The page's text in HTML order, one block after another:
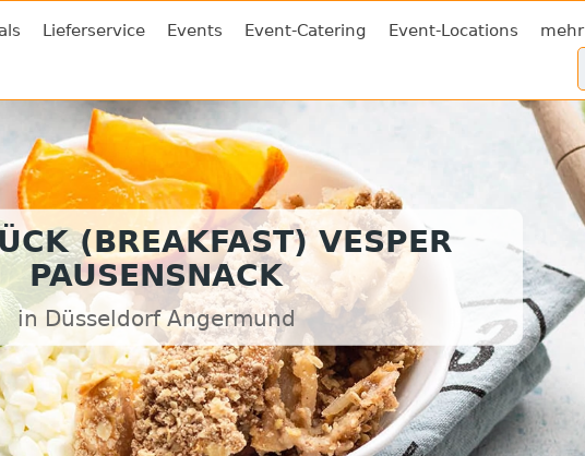
Lieferservice Events Event-Catering Event-Locations mehr
(BREAKFAST) VESPER
PAUSENSNACK
in Düsseldorf Angermund